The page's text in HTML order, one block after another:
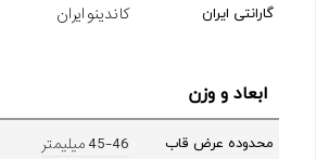
گارانتی ایران کاندینو ایران
ابعاد و وزن
محدوده عرض قاب 45-46 میلیمتر